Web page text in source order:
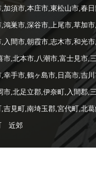
加須市,本庄市,東松山市,春日
鴻巣市,深谷市,上尾市,草加
,入間市,朝霞市,志木市,和光
市,北本市,八潮市,富士見市,
幸手市,鶴ヶ島市,日高市,吉
市,北足立郡,伊奈町,入間郡,
,吉見町,南埼玉郡,宮代町,北葛
近郊